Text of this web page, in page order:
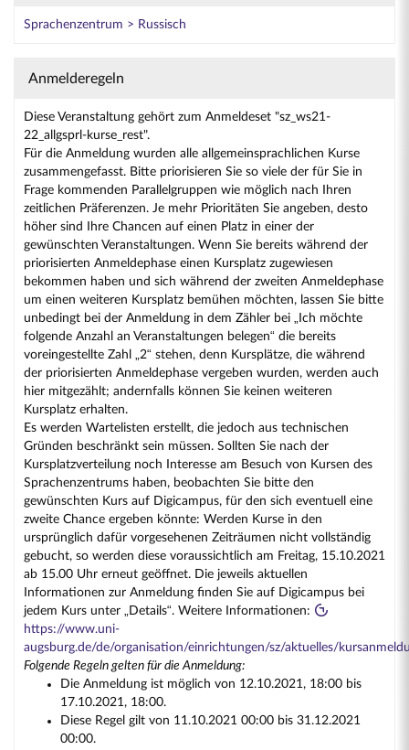
Sprachenzentrum > Russisch
Anmelderegeln
Diese Veranstaltung gehört zum Anmeldeset "sz_ws21-
22_allgsprl-kurse_rest".
Für die Anmeldung wurden alle allgemeinsprachlichen Kurse
zusammengefasst. Bitte priorisieren Sie so viele der für Sie in
Frage kommenden Parallelgruppen wie möglich nach Ihren
zeitlichen Präferenzen. Je mehr Prioritäten Sie angeben, desto
höher sind Ihre Chancen auf einen Platz in einer der
gewünschten Veranstaltungen. Wenn Sie bereits während der
priorisierten Anmeldephase einen Kursplatz zugewiesen
bekommen haben und sich während der zweiten Anmeldephase
um einen weiteren Kursplatz bemühen möchten, lassen Sie bitte
unbedingt bei der Anmeldung in dem Zähler bei „Ich möchte
folgende Anzahl an Veranstaltungen belegen“ die bereits
voreingestellte Zahl „2“ stehen, denn Kursplätze, die während
der priorisierten Anmeldephase vergeben wurden, werden auch
hier mitgezählt; andernfalls können Sie keinen weiteren
Kursplatz erhalten.
Es werden Wartelisten erstellt, die jedoch aus technischen
Gründen beschränkt sein müssen. Sollten Sie nach der
Kursplatzverteilung noch Interesse am Besuch von Kursen des
Sprachenzentrums haben, beobachten Sie bitte den
gewünschten Kurs auf Digicampus, für den sich eventuell eine
zweite Chance ergeben könnte: Werden Kurse in den
ursprünglich dafür vorgesehenen Zeiträumen nicht vollständig
gebucht, so werden diese voraussichtlich am Freitag, 15.10.2021
ab 15.00 Uhr erneut geöffnet. Die jeweils aktuellen
Informationen zur Anmeldung finden Sie auf Digicampus bei
jedem Kurs unter „Details“. Weitere Informationen:
https://www.uni-
augsburg.de/de/organisation/einrichtungen/sz/aktuelles/
Folgende Regeln gelten für die Anmeldung:
Die Anmeldung ist möglich von 12.10.2021, 18:00 bis
17.10.2021, 18:00.
Diese Regel gilt von 11.10.2021 00:00 bis 31.12.2021
00:00.